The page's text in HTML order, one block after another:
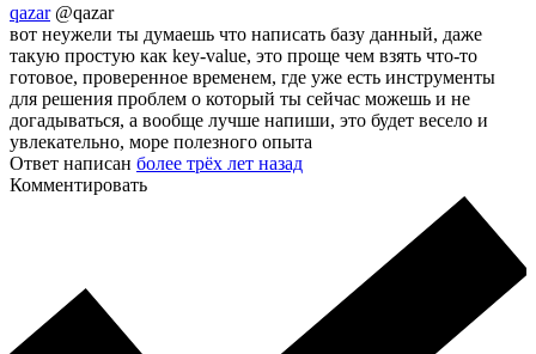
qazar @qazar
вот неужели ты думаешь что написать базу данный, даже
такую простую как key-value, это проще чем взять что-то
готовое, проверенное временем, где уже есть инструменты
для решения проблем о который ты сейчас можешь и не
догадываться, а вообще лучше напиши, это будет весело и
увлекательно, море полезного опыта
Ответ написан более трёх лет назад
Комментировать